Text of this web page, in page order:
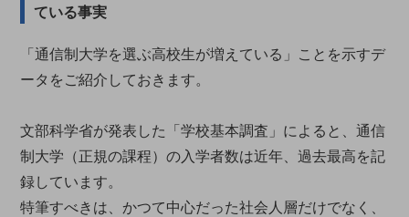
ている事実
「通信制大学を選ぶ高校生が増えている」ことを示すデ
ータをご紹介しておきます。
文部科学省が発表した「学校基本調査」によると、通信
制大学（正規の課程）の入学者数は近年、過去最高を記
録しています。
特筆すべきは、かつて中心だった社会人層だけでなく、